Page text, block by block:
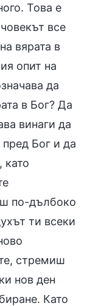
Това е
все
вярата в
опит на
да
в Бог? Да
винаги да
Бог и да
по-дълбоко
ти всеки
стремиш
нов ден
Като